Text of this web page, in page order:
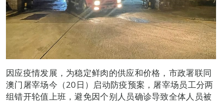
因应疫情发展，为稳定鲜肉的供应和价格，市政署联同
澳门屠宰场今（20日）启动防疫预案，屠宰场员工分两
组错开轮值上班，避免因个别人员确诊导致全体人员被